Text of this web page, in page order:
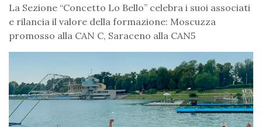
La Sezione “Concetto Lo Bello” celebra i suoi associati
e rilancia il valore della formazione: Moscuzza
promosso alla CAN C, Saraceno alla CAN5